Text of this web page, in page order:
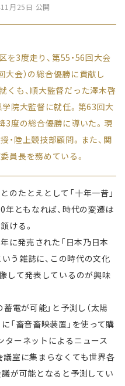
月25日 公開
3度走り、第55・56回大会
大会）の総合優勝に貢献し
くも、順大監督だった澤木啓
院大監督に就任。第63回大
3度の総合優勝に導いた。現
陸上競技部顧問。また、関
員長を務めている。
たとえとして「十年一昔」
ともなれば、時代の変遷は
ける。
に発売された「日本乃日本
う雑誌に、この時代の文化
して発表しているのが興味
電が可能」と予測し（太陽
「畜音畜映装置」を使って購
ターネットによるニュース
議室に集まらなくても世界各
議が可能となると予測してい